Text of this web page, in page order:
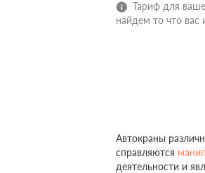
Тариф для
найдем то что вас
Автокраны
справляются
деятельности и